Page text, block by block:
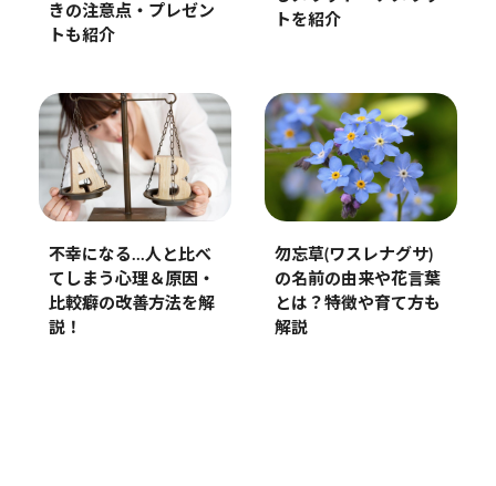
きの注意点・プレゼン
トも紹介
トを紹介
不幸になる…人と比べ
てしまう心理＆原因・
比較癖の改善方法を解
説！
勿忘草(ワスレナグサ)
の名前の由来や花言葉
とは？特徴や育て方も
解説